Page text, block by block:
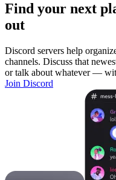
Find your next
out
Discord servers help
channels. Discuss that
or talk about whatever —
Join Discord